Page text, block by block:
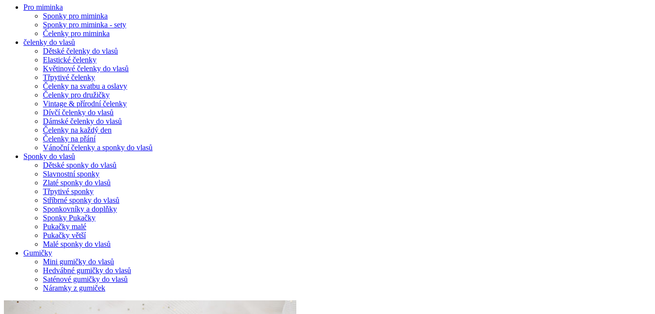
Pro miminka
Sponky pro miminka
Sponky pro miminka - sety
Čelenky pro miminka
čelenky do vlasů
Dětské čelenky do vlasů
Elastické čelenky
Květinové čelenky do vlasů
Třpytivé čelenky
Čelenky na svatbu a oslavy
Čelenky pro družičky
Vintage & přírodní čelenky
Dívčí čelenky do vlasů
Dámské čelenky do vlasů
Čelenky na každý den
Čelenky na přání
Vánoční čelenky a sponky do vlasů
Sponky do vlasů
Dětské sponky do vlasů
Slavnostní sponky
Zlaté sponky do vlasů
Třpytivé sponky
Stříbrné sponky do vlasů
Sponkovníky a doplňky
Sponky Pukačky
Pukačky malé
Pukačky větší
Malé sponky do vlasů
Gumičky
Mini gumičky do vlasů
Hedvábné gumičky do vlasů
Saténové gumičky do vlasů
Náramky z gumiček